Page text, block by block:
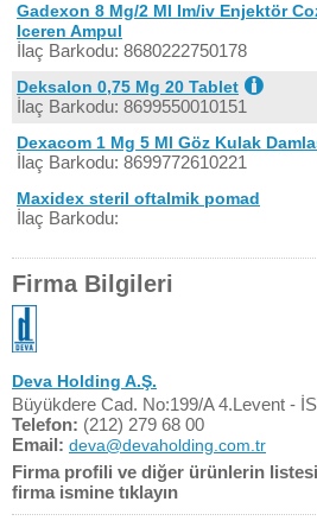
Gadexon 8 Mg/2 Ml Im/iv Enjektör
Iceren Ampul
İlaç Barkodu: 8680222750178
Deksalon 0,75 Mg 20 Tablet
İlaç Barkodu: 8699550010151
Dexacom 1 Mg 5 Ml Göz Kulak
İlaç Barkodu: 8699772610221
Maxidex steril oftalmik pomad
İlaç Barkodu:
Firma Bilgileri
Deva Holding A.Ş.
Büyükdere Cad. No:199/A 4.Levent -
Telefon: (212) 279 68 00
Email: deva@devaholding.com.tr
Firma profili ve diğer ürünlerin
firma ismine tıklayın